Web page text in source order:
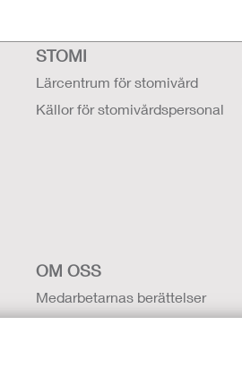
STOMI
Lärcentrum för stomivård
Källor för stomivårdspersonal
OM OSS
Medarbetarnas berättelser
Karriärmöjligheter